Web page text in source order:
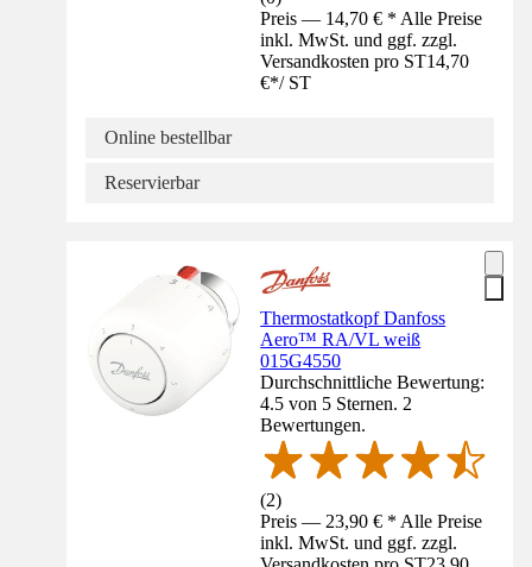
Preis — 14,70 € * Alle Preise
inkl. MwSt. und ggf. zzgl.
Versandkosten pro ST14,70
€*/ ST
Online bestellbar
Reservierbar
Thermostatkopf Danfoss
Aero™ RA/VL weiß
015G4550
Durchschnittliche Bewertung:
4.5 von 5 Sternen. 2
Bewertungen.
(2)
Preis — 23,90 € * Alle Preise
inkl. MwSt. und ggf. zzgl.